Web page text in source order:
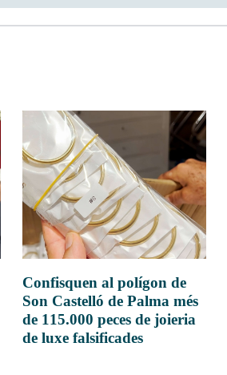
Confisquen al polígon de
Son Castelló de Palma més
de 115.000 peces de joieria
de luxe falsificades